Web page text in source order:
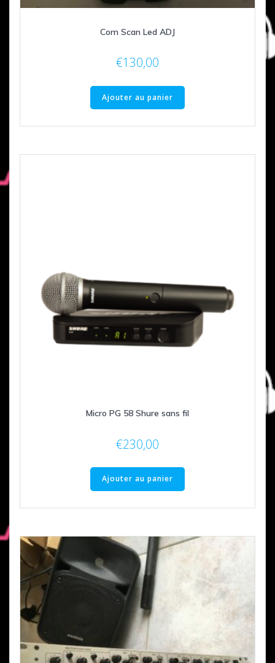
Com Scan Led ADJ
€130,00
Ajouter au panier
Micro PG 58 Shure sans fil
€230,00
Ajouter au panier